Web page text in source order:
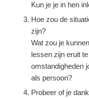
Kun je je in hen
Hoe zou de
zijn?
Wat zou je
lessen zijn eruit
omstandigheden
als persoon?
Probeer of je